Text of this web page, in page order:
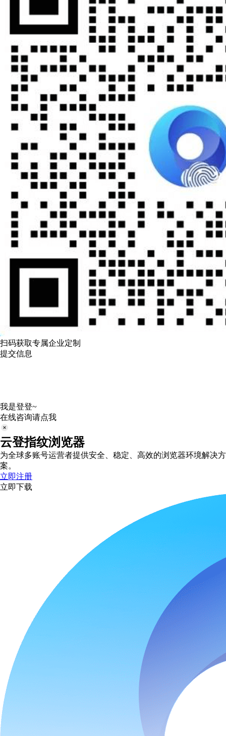
扫码获取专属企业定制
提交信息
我是登登~
在线咨询请点我
云登指纹浏览器
为全球多账号运营者提供安全、稳定、高效的浏览器环境解决方
案。
立即注册
立即下载